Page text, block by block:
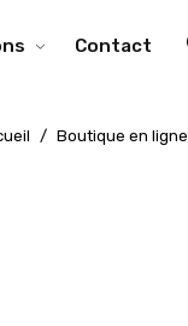
Contact
Boutique en ligne